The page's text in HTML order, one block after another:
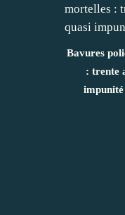
Bavures
: trente